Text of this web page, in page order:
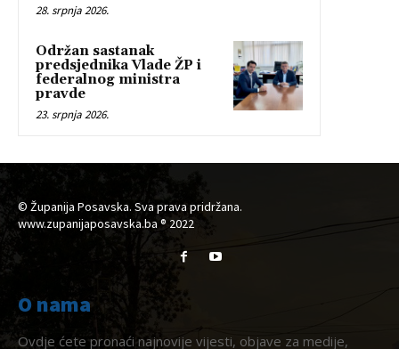
28. srpnja 2026.
Održan sastanak
predsjednika Vlade ŽP i
federalnog ministra
pravde
23. srpnja 2026.
© Županija Posavska. Sva prava pridržana.
www.zupanijaposavska.ba ® 2022
O nama
Ovdje ćete pronaći najnovije vijesti, objave za medije,